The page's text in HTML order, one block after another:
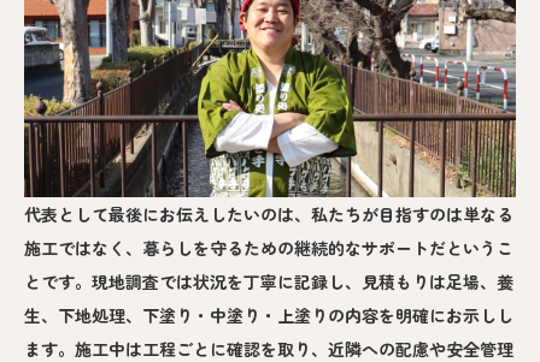
代表として最後にお伝えしたいのは、私たちが目指すのは単なる
施工ではなく、暮らしを守るための継続的なサポートだというこ
とです。現地調査では状況を丁寧に記録し、見積もりは足場、養
生、下地処理、下塗り・中塗り・上塗りの内容を明確にお示しし
ます。施工中は工程ごとに確認を取り、近隣への配慮や安全管理